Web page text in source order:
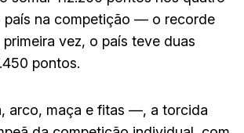
país na competição — o recorde
vez, o país teve duas
pontos.
arco, maça e fitas —, a torcida